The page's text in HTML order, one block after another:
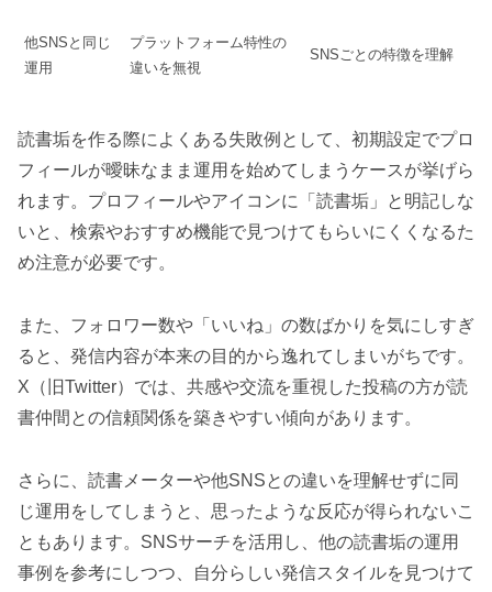
他SNSと同じ
運用
プラットフォーム特性の
違いを無視
SNSごとの特徴を理解
読書垢を作る際によくある失敗例として、初期設定でプロ
フィールが曖昧なまま運用を始めてしまうケースが挙げら
れます。プロフィールやアイコンに「読書垢」と明記しな
いと、検索やおすすめ機能で見つけてもらいにくくなるた
め注意が必要です。
また、フォロワー数や「いいね」の数ばかりを気にしすぎ
ると、発信内容が本来の目的から逸れてしまいがちです。
X（旧Twitter）では、共感や交流を重視した投稿の方が読
書仲間との信頼関係を築きやすい傾向があります。
さらに、読書メーターや他SNSとの違いを理解せずに同
じ運用をしてしまうと、思ったような反応が得られないこ
ともあります。SNSサーチを活用し、他の読書垢の運用
事例を参考にしつつ、自分らしい発信スタイルを見つけて